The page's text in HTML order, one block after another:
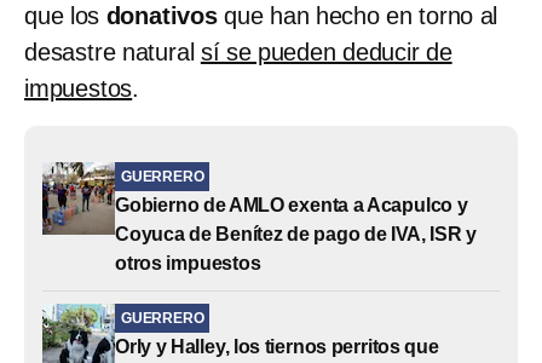
que los donativosque han hecho en torno al
desastre natural sí se pueden deducir de
impuestos.
GUERRERO
Gobierno de AMLO exenta a Acapulco y
Coyuca de Benítez de pago de IVA, ISR y
otros impuestos
GUERRERO
Orly y Halley, los tiernos perritos que